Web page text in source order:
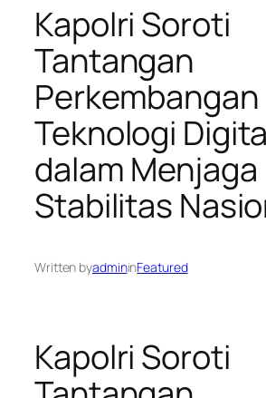
Kapolri Soroti
Tantangan
Perkembangan
Teknologi
dalam Menjaga
Stabilitas
Written byadmininFeatured
Kapolri Soroti